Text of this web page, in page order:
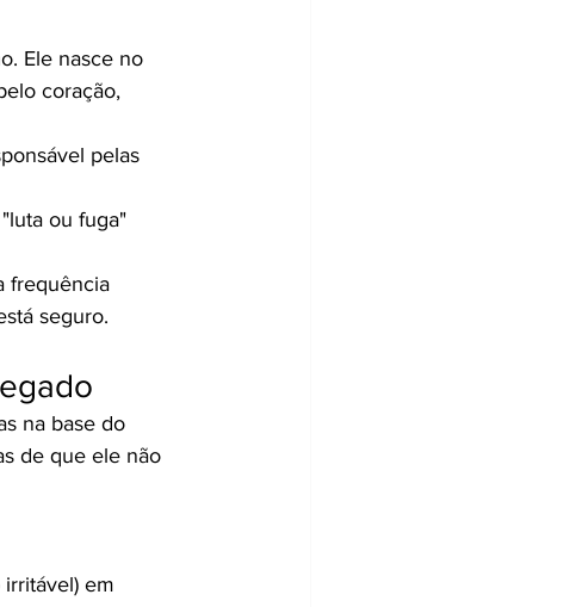
Ele nasce no
coração,
pelas
ou fuga"
frequência
seguro.
na base do
de que ele não
em